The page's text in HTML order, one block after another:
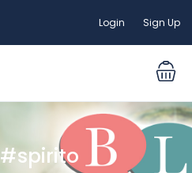
Login Sign Up
#spirito